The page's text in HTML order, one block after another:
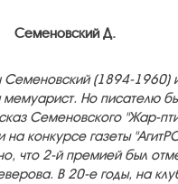
Семеновский Д.
Семеновский (1894-1960)
мемуарист. Но писателю
Семеновского "Жар-
на конкурсе газеты
что 2-й премией был
В 20-е годы, на